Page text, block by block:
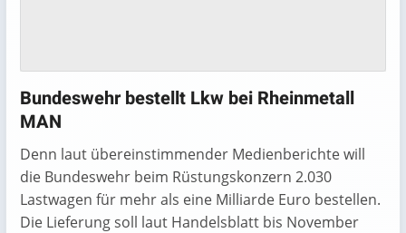
Bundeswehr bestellt Lkw bei Rheinmetall
MAN
Denn laut übereinstimmender Medienberichte will
die Bundeswehr beim Rüstungskonzern 2.030
Lastwagen für mehr als eine Milliarde Euro bestellen.
Die Lieferung soll laut Handelsblatt bis November